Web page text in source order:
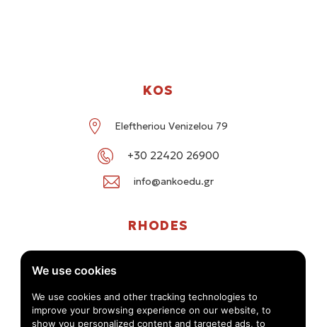
We use cookies
We use cookies and other tracking technologies to
improve your browsing experience on our website, to
show you personalized content and targeted ads, to
KOS
Eleftheriou Venizelou 79
+30 22420 26900
info@ankoedu.gr
RHODES
+30 22414 01016 / +30 22410 62488
info@ankoedu.gr